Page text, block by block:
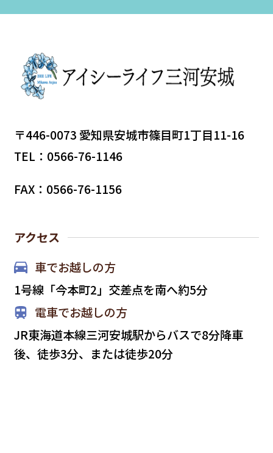
〒446-0073 愛知県安城市篠目町1丁目11-16
TEL：0566-76-1146
FAX：0566-76-1156
アクセス
車でお越しの方
1号線「今本町2」交差点を南へ約5分
電車でお越しの方
JR東海道本線三河安城駅からバスで8分降車
後、徒歩3分、または徒歩20分